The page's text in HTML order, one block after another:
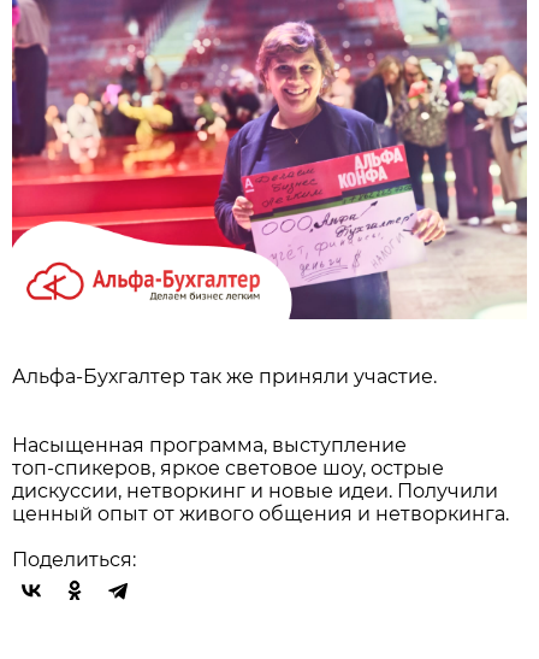
Альфа-Бухгалтер так же приняли участие.
Насыщенная программа, выступление
топ‑спикеров, яркое световое шоу, острые
дискуссии, нетворкинг и новые идеи. Получили
ценный опыт от живого общения и нетворкинга.
Поделиться: